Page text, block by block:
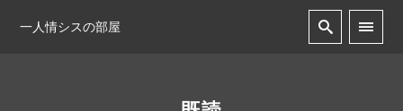
一人情シスの部屋